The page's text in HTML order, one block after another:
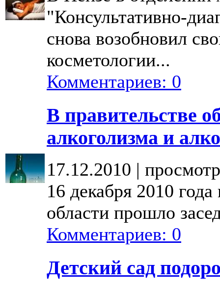
"Консультативно-
снова возобновил
косметологии...
Комментариев: 0
В правительстве
алкоголизма и
17.12.2010 |
16 декабря 2010
области прошло
Комментариев: 0
Детский сад